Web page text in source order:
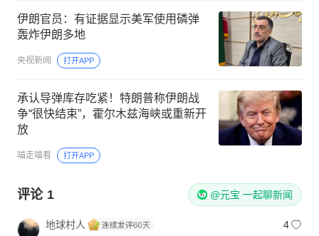
伊朗官员：有证据显示美军使用磷弹
轰炸伊朗多地
央视新闻 打开APP
承认导弹库存吃紧！特朗普称伊朗战
争“很快结束”，霍尔木兹海峡或重新开
放
喵走喵看 打开APP
评论 1 @元宝 一起聊新闻
地球村人
4